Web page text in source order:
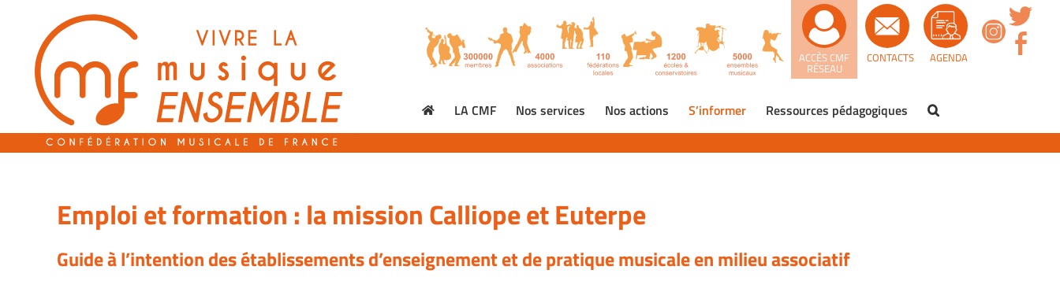
contenu
AGENDA
CONTACTS
ACCÈS CMF
RÉSEAU
LA CMF Nos services Nos actions S’informer Ressources pédagogiques
Emploi et formation : la mission Calliope et Euterpe
Guide à l’intention des établissements d’enseignement et de pratique musicale en milieu associatif